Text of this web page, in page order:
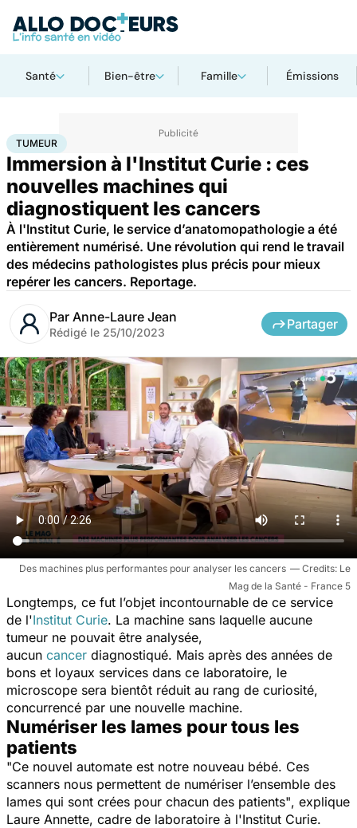
Santé Bien-être Famille Émissions
AccueilSanté
TUMEUR
Immersion à l'Institut Curie : ces
nouvelles machines qui
diagnostiquent les cancers
À l'Institut Curie, le service d’anatomopathologie a été
entièrement numérisé. Une révolution qui rend le travail
des médecins pathologistes plus précis pour mieux
repérer les cancers. Reportage.
Par Anne-Laure Jean
Rédigé le 25/10/2023
Partager
Des machines plus performantes pour analyser les cancers
Le
Mag de la Santé - France 5
Longtemps, ce fut l’objet incontournable de ce service
de l'Institut Curie. La machine sans laquelle aucune
tumeur ne pouvait être analysée,
aucun cancer diagnostiqué. Mais après des années de
bons et loyaux services dans ce laboratoire, le
microscope sera bientôt réduit au rang de curiosité,
concurrencé par une nouvelle machine.
Numériser les lames pour tous les
patients
"Ce nouvel automate est notre nouveau bébé. Ces
scanners nous permettent de numériser l’ensemble des
lames qui sont crées pour chacun des patients", explique
Laure Annette, cadre de laboratoire à l'Institut Curie.